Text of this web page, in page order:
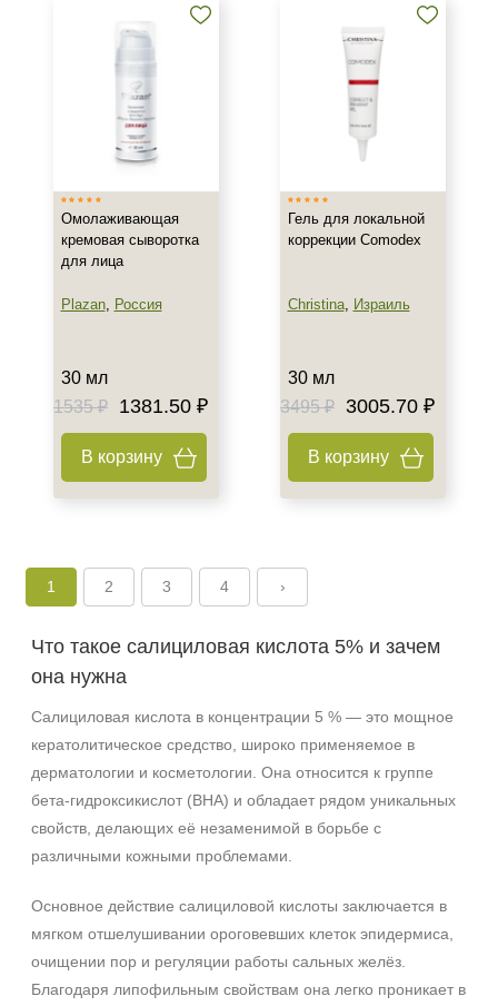
Омолаживающая
кремовая сыворотка
для лица
Plazan, Россия
30 мл
1535 ₽
1381.50 ₽
В корзину
Гель для локальной
коррекции Comodex
Christina, Израиль
30 мл
3495 ₽
3005.70 ₽
В корзину
1 2 3 4 ›
Что такое салициловая кислота 5% и зачем
она нужна
Салициловая кислота в концентрации 5 % — это мощное
кератолитическое средство, широко применяемое в
дерматологии и косметологии. Она относится к группе
бета‑гидроксикислот (BHA) и обладает рядом уникальных
свойств, делающих её незаменимой в борьбе с
различными кожными проблемами.
Основное действие салициловой кислоты заключается в
мягком отшелушивании ороговевших клеток эпидермиса,
очищении пор и регуляции работы сальных желёз.
Благодаря липофильным свойствам она легко проникает в
Не показывать предложение о консультации